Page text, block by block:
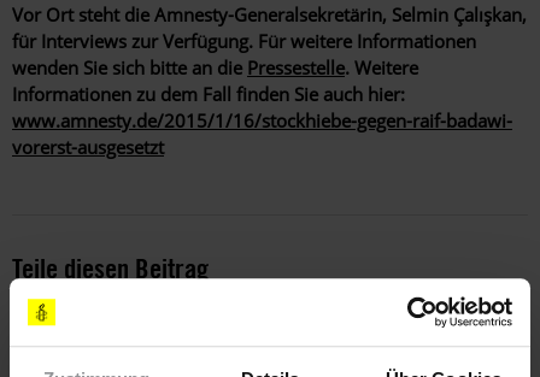
Vor Ort steht die Amnesty-Generalsekretärin, Selmin Çalışkan,
für Interviews zur Verfügung. Für weitere Informationen
wenden Sie sich bitte an die Pressestelle. Weitere
Informationen zu dem Fall finden Sie auch hier:
www.amnesty.de/2015/1/16/stockhiebe-gegen-raif-badawi-
vorerst-ausgesetzt
Teile diesen Beitrag